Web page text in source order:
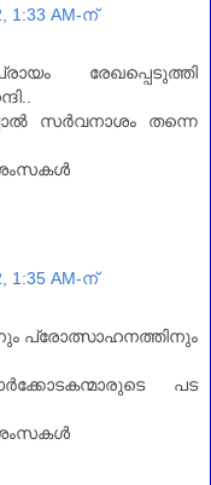
1:33 AM-ന്
രേഖപ്പെടുത്തി
സര്‍വനാശം തന്നെ
1:35 AM-ന്
പ്രോത്സാഹനത്തിനും
പട